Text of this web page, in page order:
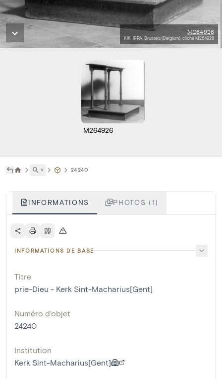
M264926
KIK-IRPA, Brussels (Belgium), cliché M264926
M264926
˅ 24240
INFORMATIONS PHOTOS (1)
INFORMATIONS DE BASE
Titre
prie-Dieu - Kerk Sint-Macharius[Gent]
Numéro d'objet
24240
Institution
Kerk Sint-Macharius[Gent]